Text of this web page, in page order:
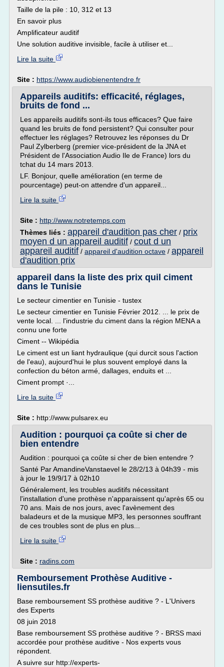
Taille de la pile : 10, 312 et 13
En savoir plus
Amplificateur auditif
Une solution auditive invisible, facile à utiliser et...
Lire la suite
Site : https://www.audiobienentendre.fr
Appareils auditifs: efficacité, réglages,
bruits de fond ...
Les appareils auditifs sont-ils tous efficaces? Que faire
quand les bruits de fond persistent? Qui consulter pour
effectuer les réglages? Retrouvez les réponses du Dr
Paul Zylberberg (premier vice-président de la JNA et
Président de l'Association Audio Ile de France) lors du
tchat du 14 mars 2013.
LF. Bonjour, quelle amélioration (en terme de
pourcentage) peut-on attendre d'un appareil...
Lire la suite
Site : http://www.notretemps.com
Thèmes liés : appareil d'audition pas cher / prix
moyen d un appareil auditif / cout d un
appareil auditif / appareil d'audition octave / appareil
d'audition prix
appareil dans la liste des prix quil ciment
dans le Tunisie
Le secteur cimentier en Tunisie - tustex
Le secteur cimentier en Tunisie Février 2012. ... le prix de
vente local. ... l'industrie du ciment dans la région MENA a
connu une forte
Ciment -- Wikipédia
Le ciment est un liant hydraulique (qui durcit sous l'action
de l'eau), aujourd'hui le plus souvent employé dans la
confection du béton armé, dallages, enduits et ...
Ciment prompt ·...
Lire la suite
Site : http://www.pulsarex.eu
Audition : pourquoi ça coûte si cher de
bien entendre
Audition : pourquoi ça coûte si cher de bien entendre ?
Santé Par AmandineVanstaevel le 28/2/13 à 04h39 - mis
à jour le 19/9/17 à 02h10
Généralement, les troubles auditifs nécessitant
l'installation d'une prothèse n'apparaissent qu'après 65 ou
70 ans. Mais de nos jours, avec l'avènement des
baladeurs et de la musique MP3, les personnes souffrant
de ces troubles sont de plus en plus...
Lire la suite
Site : radins.com
Remboursement Prothèse Auditive -
liensutiles.fr
Base remboursement SS prothèse auditive ? - L'Univers
des Experts
08 juin 2018
Base remboursement SS prothèse auditive ? - BRSS maxi
accordée pour prothèse auditive - Nos experts vous
répondent.
A suivre sur http://experts-